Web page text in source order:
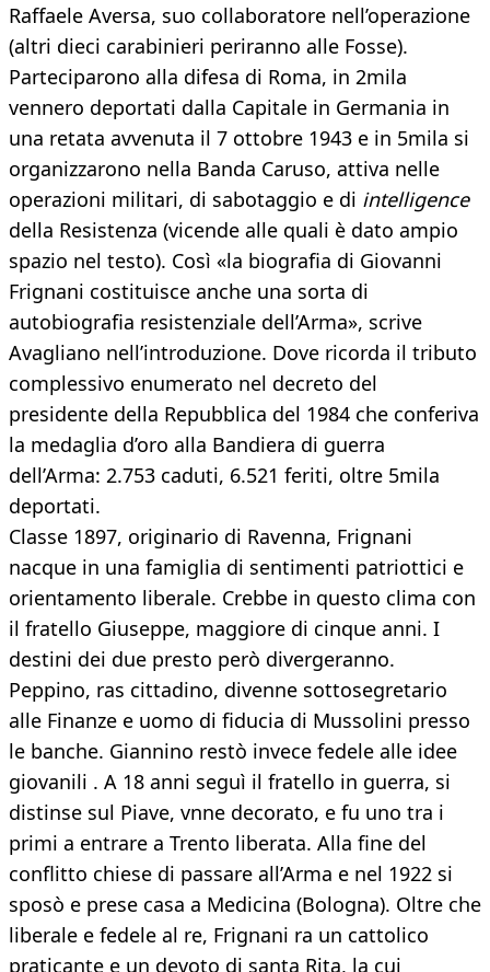
Raffaele Aversa, suo collaboratore nell’operazione
(altri dieci carabinieri periranno alle Fosse).
Parteciparono alla difesa di Roma, in 2mila
vennero deportati dalla Capitale in Germania in
una retata avvenuta il 7 ottobre 1943 e in 5mila si
organizzarono nella Banda Caruso, attiva nelle
operazioni militari, di sabotaggio e di intelligence
della Resistenza (vicende alle quali è dato ampio
spazio nel testo). Così «la biografia di Giovanni
Frignani costituisce anche una sorta di
autobiografia resistenziale dell’Arma», scrive
Avagliano nell’introduzione. Dove ricorda il tributo
complessivo enumerato nel decreto del
presidente della Repubblica del 1984 che conferiva
la medaglia d’oro alla Bandiera di guerra
dell’Arma: 2.753 caduti, 6.521 feriti, oltre 5mila
deportati.
Classe 1897, originario di Ravenna, Frignani
nacque in una famiglia di sentimenti patriottici e
orientamento liberale. Crebbe in questo clima con
il fratello Giuseppe, maggiore di cinque anni. I
destini dei due presto però divergeranno.
Peppino, ras cittadino, divenne sottosegretario
alle Finanze e uomo di fiducia di Mussolini presso
le banche. Giannino restò invece fedele alle idee
giovanili . A 18 anni seguì il fratello in guerra, si
distinse sul Piave, vnne decorato, e fu uno tra i
primi a entrare a Trento liberata. Alla fine del
conflitto chiese di passare all’Arma e nel 1922 si
sposò e prese casa a Medicina (Bologna). Oltre che
liberale e fedele al re, Frignani ra un cattolico
praticante e un devoto di santa Rita, la cui